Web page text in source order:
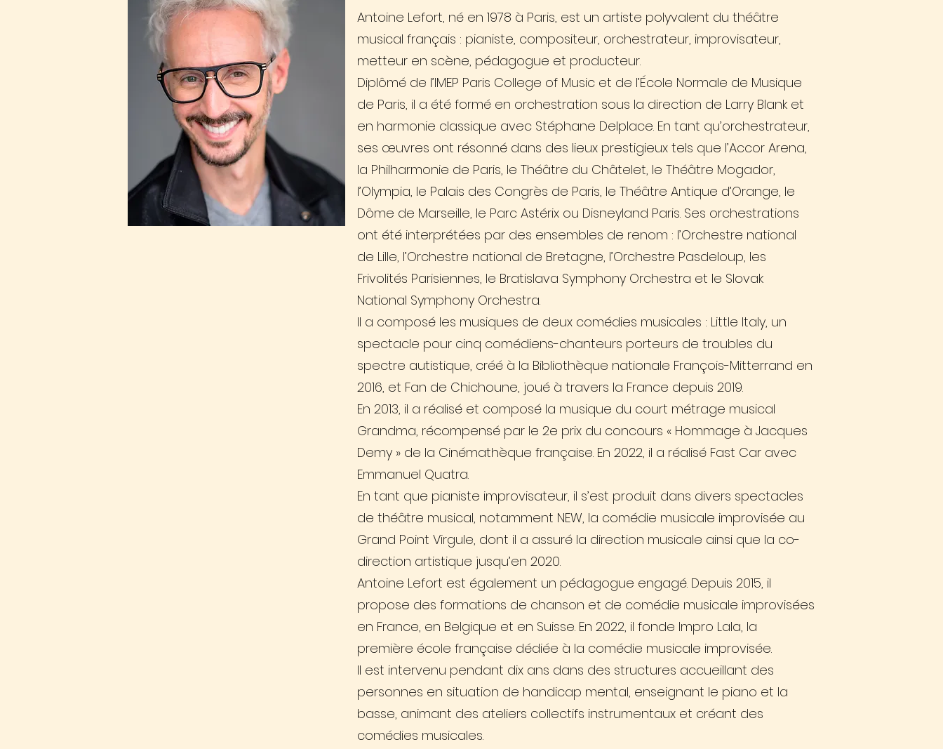
Antoine Lefort, né en 1978 à Paris, est un artiste polyvalent du théâtre
musical français : pianiste, compositeur, orchestrateur, improvisateur,
metteur en scène, pédagogue et producteur.
Diplômé de l’IMEP Paris College of Music et de l’École Normale de Musique
de Paris, il a été formé en orchestration sous la direction de Larry Blank et
en harmonie classique avec Stéphane Delplace. En tant qu’orchestrateur,
ses œuvres ont résonné dans des lieux prestigieux tels que l’Accor Arena,
la Philharmonie de Paris, le Théâtre du Châtelet, le Théâtre Mogador,
l’Olympia, le Palais des Congrès de Paris, le Théâtre Antique d’Orange, le
Dôme de Marseille, le Parc Astérix ou Disneyland Paris. Ses orchestrations
ont été interprétées par des ensembles de renom : l’Orchestre national
de Lille, l’Orchestre national de Bretagne, l’Orchestre Pasdeloup, les
Frivolités Parisiennes, le Bratislava Symphony Orchestra et le Slovak
National Symphony Orchestra.
Il a composé les musiques de deux comédies musicales : Little Italy, un
spectacle pour cinq comédiens-chanteurs porteurs de troubles du
spectre autistique, créé à la Bibliothèque nationale François-Mitterrand en
2016, et Fan de Chichoune, joué à travers la France depuis 2019.
En 2013, il a réalisé et composé la musique du court métrage musical
Grandma, récompensé par le 2e prix du concours « Hommage à Jacques
Demy » de la Cinémathèque française. En 2022, il a réalisé Fast Car avec
Emmanuel Quatra.
En tant que pianiste improvisateur, il s’est produit dans divers spectacles
de théâtre musical, notamment NEW, la comédie musicale improvisée au
Grand Point Virgule, dont il a assuré la direction musicale ainsi que la co-
direction artistique jusqu’en 2020.
Antoine Lefort est également un pédagogue engagé. Depuis 2015, il
propose des formations de chanson et de comédie musicale improvisées
en France, en Belgique et en Suisse. En 2022, il fonde Impro Lala, la
première école française dédiée à la comédie musicale improvisée.
Il est intervenu pendant dix ans dans des structures accueillant des
personnes en situation de handicap mental, enseignant le piano et la
basse, animant des ateliers collectifs instrumentaux et créant des
comédies musicales.